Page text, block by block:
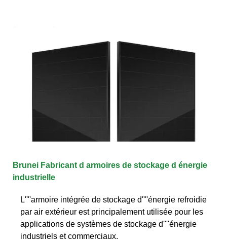
Brunei Fabricant d armoires de stockage d énergie
industrielle
L''''armoire intégrée de stockage d''''énergie refroidie
par air extérieur est principalement utilisée pour les
applications de systèmes de stockage d''''énergie
industriels et commerciaux.